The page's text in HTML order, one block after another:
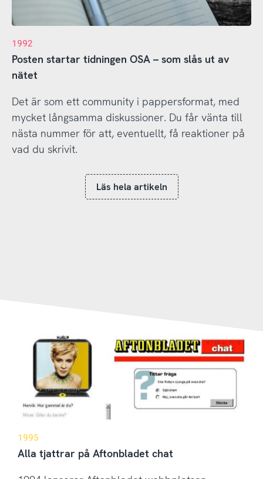
1992
Posten startar tidningen OSA – som slås ut av
nätet
Det är som ett community i pappersformat, med
mycket långsamma diskussioner. Du får vänta till
nästa nummer för att, eventuellt, få reaktioner på
vad du skrivit.
Läs hela artikeln
1995
Alla tjattrar på Aftonbladet chat